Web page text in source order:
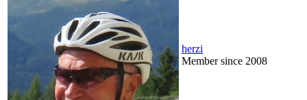
herzi
Member since 2008